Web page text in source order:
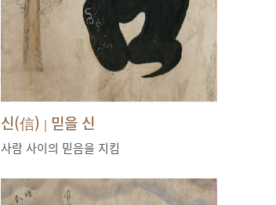
신(信) | 믿을 신
사람 사이의 믿음을 지킴